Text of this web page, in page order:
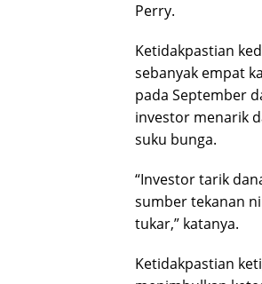
Perry.
Ketidakpastian
sebanyak empat
pada September
investor menarik
suku bunga.
“Investor tarik
sumber tekanan
tukar,” katanya.
Ketidakpastian